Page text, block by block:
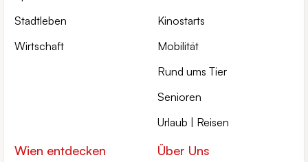
Stadtleben
Wirtschaft
Kinostarts
Mobilität
Rund ums Tier
Senioren
Urlaub | Reisen
Wien entdecken Über Uns